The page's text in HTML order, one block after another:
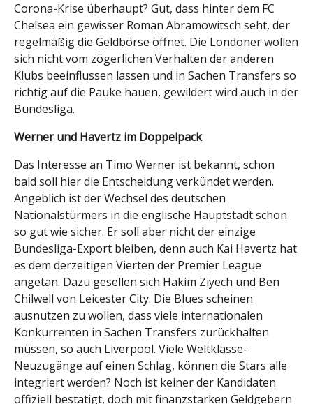
Corona-Krise überhaupt? Gut, dass hinter dem FC
Chelsea ein gewisser Roman Abramowitsch seht, der
regelmäßig die Geldbörse öffnet. Die Londoner wollen
sich nicht vom zögerlichen Verhalten der anderen
Klubs beeinflussen lassen und in Sachen Transfers so
richtig auf die Pauke hauen, gewildert wird auch in der
Bundesliga.
Werner und Havertz im Doppelpack
Das Interesse an Timo Werner ist bekannt, schon
bald soll hier die Entscheidung verkündet werden.
Angeblich ist der Wechsel des deutschen
Nationalstürmers in die englische Hauptstadt schon
so gut wie sicher. Er soll aber nicht der einzige
Bundesliga-Export bleiben, denn auch Kai Havertz hat
es dem derzeitigen Vierten der Premier League
angetan. Dazu gesellen sich Hakim Ziyech und Ben
Chilwell von Leicester City. Die Blues scheinen
ausnutzen zu wollen, dass viele internationalen
Konkurrenten in Sachen Transfers zurückhalten
müssen, so auch Liverpool. Viele Weltklasse-
Neuzugänge auf einen Schlag, können die Stars alle
integriert werden? Noch ist keiner der Kandidaten
offiziell bestätigt, doch mit finanzstarken Geldgebern